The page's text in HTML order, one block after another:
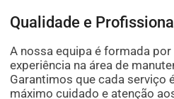
Qualidade e
A nossa equipa é formada
experiência na área de
Garantimos que cada serviço
máximo cuidado e atenção